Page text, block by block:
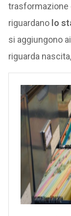
trasformazione
riguardano lo
si aggiungono
riguarda